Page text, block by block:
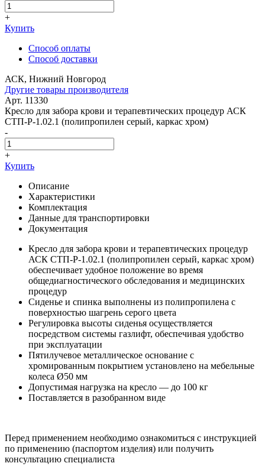
+
Купить
Способ оплаты
Способ доставки
АСК, Нижний Новгород
Другие товары производителя
Арт. 11330
Кресло для забора крови и терапевтических процедур АСК
СТП-Р-1.02.1 (полипропилен серый, каркас хром)
-
+
Купить
Описание
Характеристики
Комплектация
Данные для транспортировки
Документация
Кресло для забора крови и терапевтических процедур
АСК СТП-Р-1.02.1 (полипропилен серый, каркас хром)
обеспечивает удобное положение во время
общедиагностического обследования и медицинских
процедур
Сиденье и спинка выполнены из полипропилена с
поверхностью шагрень серого цвета
Регулировка высоты сиденья осуществляется
посредством системы газлифт, обеспечивая удобство
при эксплуатации
Пятилучевое металлическое основание с
хромированным покрытием установлено на мебельные
колеса Ø50 мм
Допустимая нагрузка на кресло — до 100 кг
Поставляется в разобранном виде
Перед применением необходимо ознакомиться с инструкцией
по применению (паспортом изделия) или получить
консультацию специалиста